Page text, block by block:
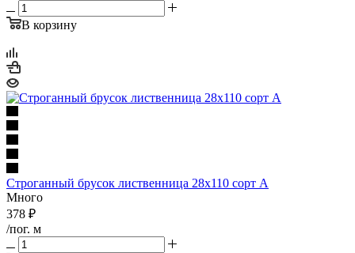
В корзину
Строганный брусок лиственница 28х110 сорт А
Много
378 ₽
/пог. м